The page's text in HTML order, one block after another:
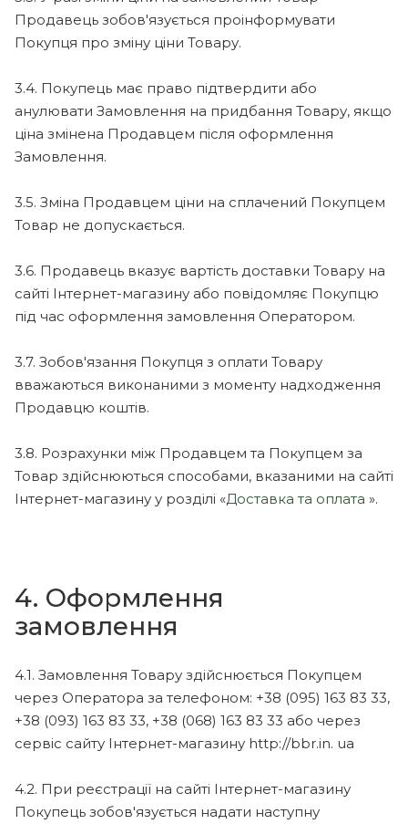
Продавець зобов'язується проінформувати
Покупця про зміну ціни Товару.
3.4. Покупець має право підтвердити або
анулювати Замовлення на придбання Товару, якщо
ціна змінена Продавцем після оформлення
Замовлення.
3.5. Зміна Продавцем ціни на сплачений Покупцем
Товар не допускається.
3.6. Продавець вказує вартість доставки Товару на
сайті Інтернет-магазину або повідомляє Покупцю
під час оформлення замовлення Оператором.
3.7. Зобов'язання Покупця з оплати Товару
вважаються виконаними з моменту надходження
Продавцю коштів.
3.8. Розрахунки між Продавцем та Покупцем за
Товар здійснюються способами, вказаними на сайті
Інтернет-магазину у розділі «Доставка та оплата ».
4. Оформлення
замовлення
4.1. Замовлення Товару здійснюється Покупцем
через Оператора за телефоном: +38 (095) 163 83 33,
+38 (093) 163 83 33, +38 (068) 163 83 33 або через
сервіс сайту Інтернет-магазину http://bbr.in. ua
4.2. При реєстрації на сайті Інтернет-магазину
Покупець зобов'язується надати наступну